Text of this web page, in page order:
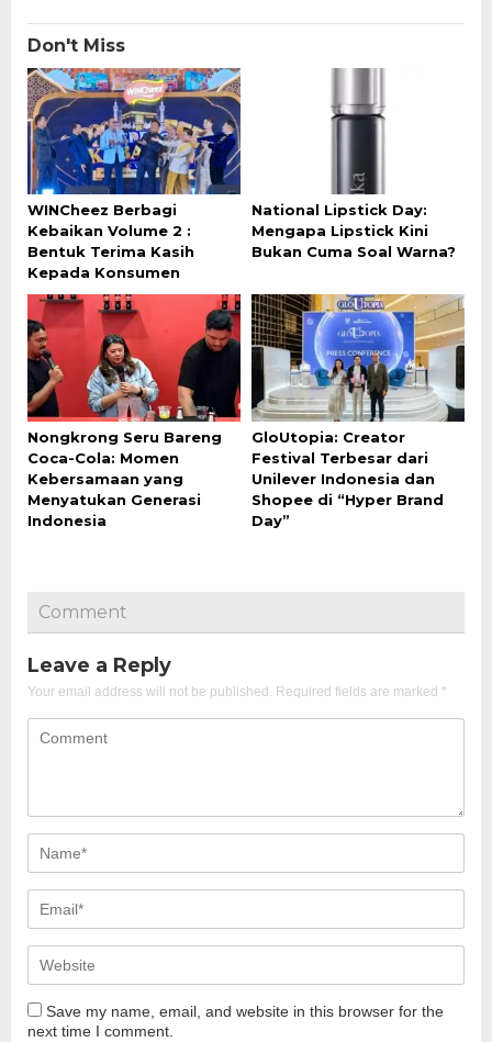
Don't Miss
WINCheez Berbagi
Kebaikan Volume 2 :
Bentuk Terima Kasih
Kepada Konsumen
National Lipstick Day:
Mengapa Lipstick Kini
Bukan Cuma Soal Warna?
Nongkrong Seru Bareng
Coca-Cola: Momen
Kebersamaan yang
Menyatukan Generasi
Indonesia
GloUtopia: Creator
Festival Terbesar dari
Unilever Indonesia dan
Shopee di “Hyper Brand
Day”
Comment
Leave a Reply
Your email address will not be published. Required fields are marked *
Save my name, email, and website in this browser for the
next time I comment.